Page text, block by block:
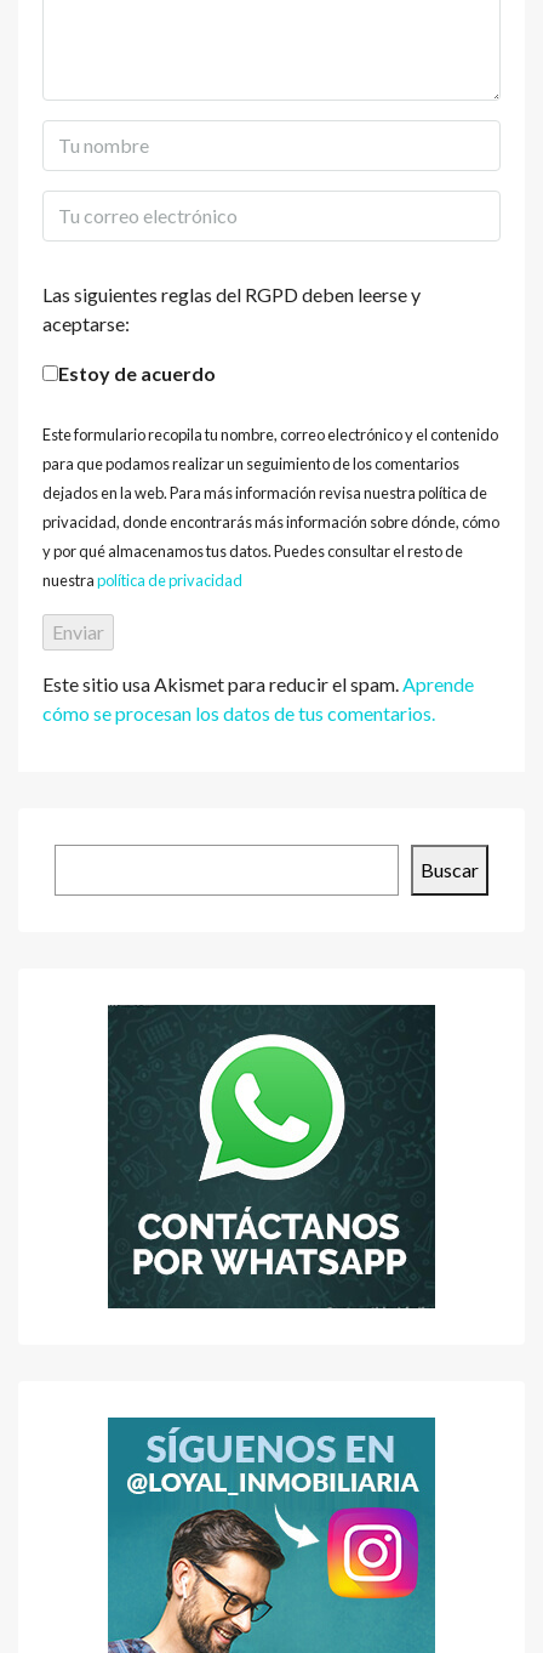
Las siguientes reglas del RGPD deben leerse y
aceptarse:
Estoy de acuerdo
Este formulario recopila tu nombre, correo electrónico y el contenido
para que podamos realizar un seguimiento de los comentarios
dejados en la web. Para más información revisa nuestra política de
privacidad, donde encontrarás más información sobre dónde, cómo
y por qué almacenamos tus datos. Puedes consultar el resto de
nuestrapolítica de privacidad
Este sitio usa Akismet para reducir el spam.Aprende
cómo se procesan los datos de tus comentarios.
Buscar